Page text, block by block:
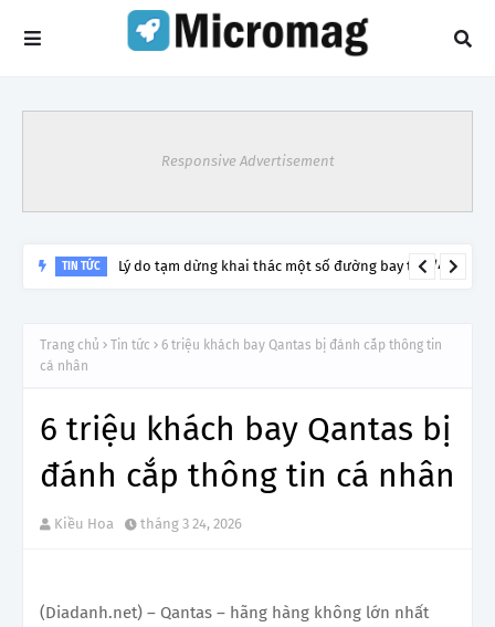
Responsive Advertisement
TIN TỨC Lý do tạm dừng khai thác một số đường bay từ 1/4
Trang chủ Tin tức
6 triệu khách bay Qantas bị đánh cắp thông tin
cá nhân
6 triệu khách bay Qantas bị
đánh cắp thông tin cá nhân
Kiều Hoa tháng 3 24, 2026
(Diadanh.net) – Qantas – hãng hàng không lớn nhất